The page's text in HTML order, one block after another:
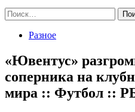
Найти:
Разное
«Ювентус»
соперника на
мира :: Футбол ::